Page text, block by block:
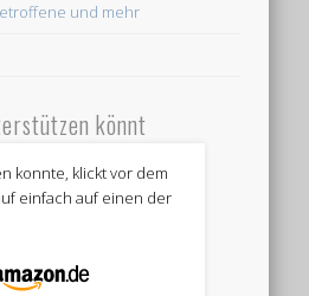
und mehr
könnt
konnte, klickt vor dem
einfach auf einen der